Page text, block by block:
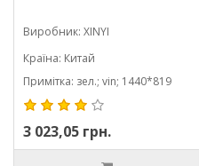
Виробник: XINYI
Країна: Китай
Примітка: зел.; vin; 1440*819
3 023,05 грн.